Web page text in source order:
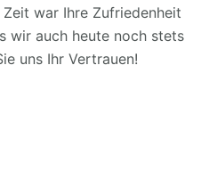
war Ihre Zufriedenheit
wir auch heute noch stets
uns Ihr Vertrauen!